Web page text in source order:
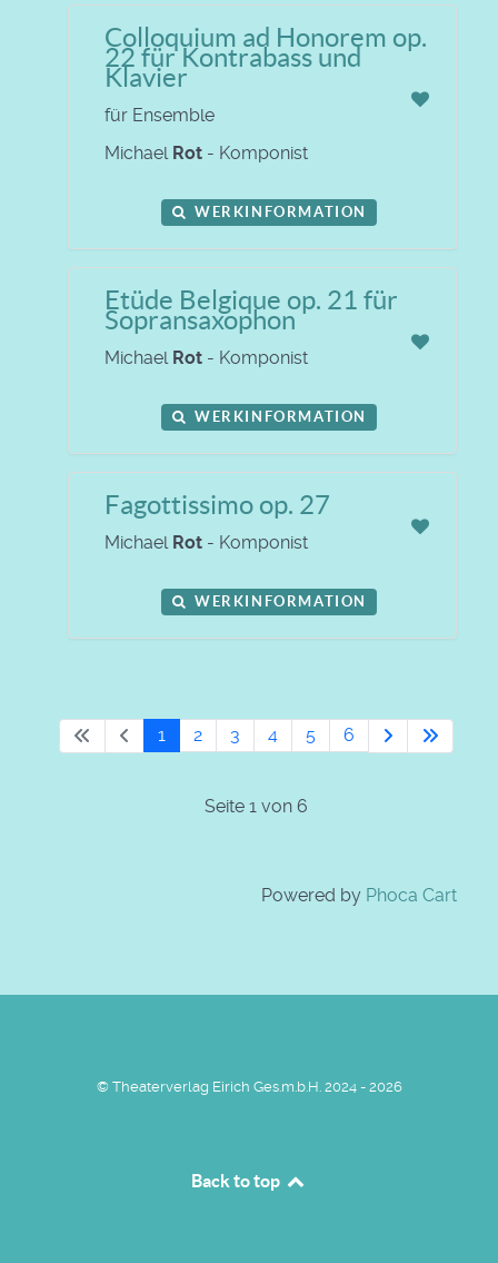
Colloquium ad Honorem op.
22 für Kontrabass und
Klavier
für Ensemble
Michael Rot - Komponist
WERKINFORMATION
Etüde Belgique op. 21 für
Sopransaxophon
Michael Rot - Komponist
WERKINFORMATION
Fagottissimo op. 27
Michael Rot - Komponist
WERKINFORMATION
1 2 3 4 5 6
Seite 1 von 6
Powered by Phoca Cart
© Theaterverlag Eirich Ges.m.b.H. 2024 - 2026
Back to top